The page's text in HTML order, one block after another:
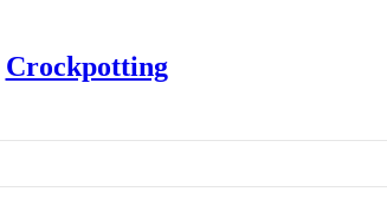
Crockpotting